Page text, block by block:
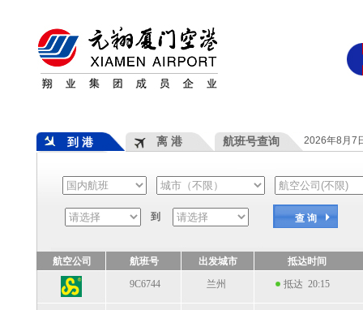
到 港 离 港 航班号查询 2026年8月7
到 查 询
航空公司 航班号 出发城市
抵达时间
9C6744
兰州 抵达 20:15